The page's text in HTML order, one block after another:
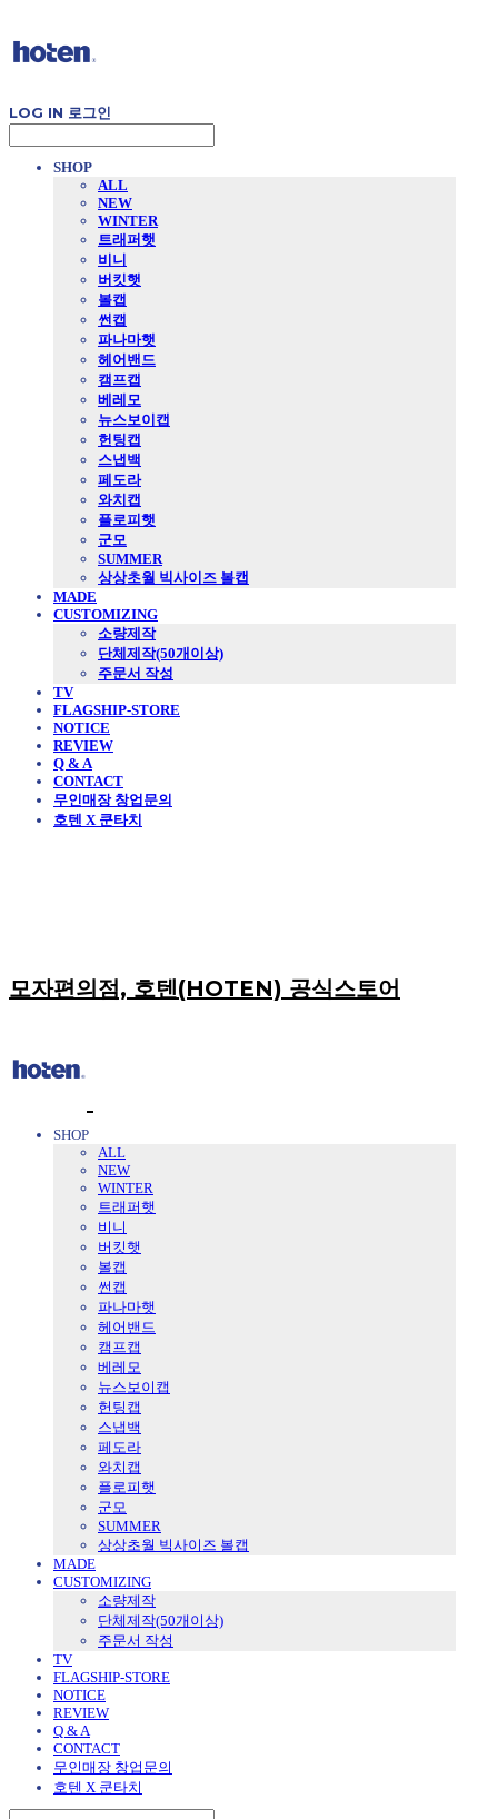
LOG IN 로그인
SHOP
ALL
NEW
WINTER
트래퍼햇
비니
버킷햇
볼캡
썬캡
파나마햇
헤어밴드
캠프캡
베레모
뉴스보이캡
헌팅캡
스냅백
페도라
와치캡
플로피햇
군모
SUMMER
상상초월 빅사이즈 볼캡
MADE
CUSTOMIZING
소량제작
단체제작(50개이상)
주문서 작성
TV
FLAGSHIP-STORE
NOTICE
REVIEW
Q & A
CONTACT
무인매장 창업문의
호텐 X 쿤타치
모자편의점, 호텐(HOTEN) 공식스토어
SHOP
ALL
NEW
WINTER
트래퍼햇
비니
버킷햇
볼캡
썬캡
파나마햇
헤어밴드
캠프캡
베레모
뉴스보이캡
헌팅캡
스냅백
페도라
와치캡
플로피햇
군모
SUMMER
상상초월 빅사이즈 볼캡
MADE
CUSTOMIZING
소량제작
단체제작(50개이상)
주문서 작성
TV
FLAGSHIP-STORE
NOTICE
REVIEW
Q & A
CONTACT
무인매장 창업문의
호텐 X 쿤타치